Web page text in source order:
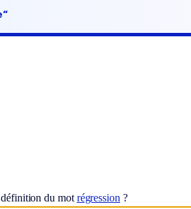
du mot régression ?